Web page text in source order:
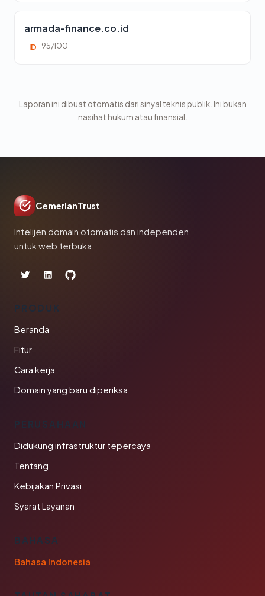
armada-finance.co.id
ID 95/100
Laporan ini dibuat otomatis dari sinyal teknis publik. Ini bukan
nasihat hukum atau finansial.
CemerlanTrust
Intelijen domain otomatis dan independen
untuk web terbuka.
PRODUK
Beranda
Fitur
Cara kerja
Domain yang baru diperiksa
PERUSAHAAN
Didukung infrastruktur tepercaya
Tentang
Kebijakan Privasi
Syarat Layanan
BAHASA
Bahasa Indonesia